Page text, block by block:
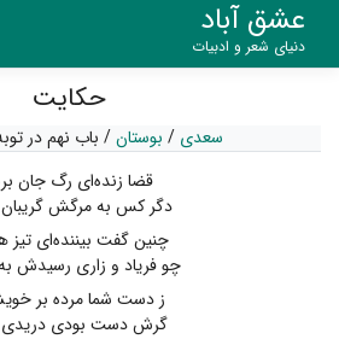
عشق آباد
دنیای شعر و ادبیات
حکایت
سعدی / بوستان / باب نهم در
قضا زنده‌ای رگ جان
دگر کس به مرگش گریبان
چنین گفت بیننده‌ای
چو فریاد و زاری رسیدش
ز دست شما مرده بر
گرش دست بودی